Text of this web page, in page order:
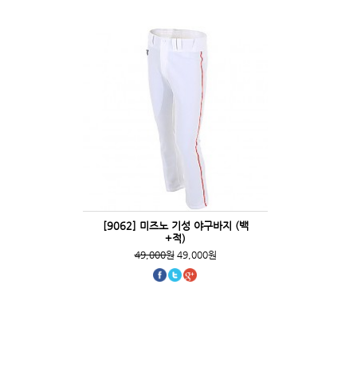
[9062] 미즈노 기성 야구바지 (백
+적)
49,000원49,000원